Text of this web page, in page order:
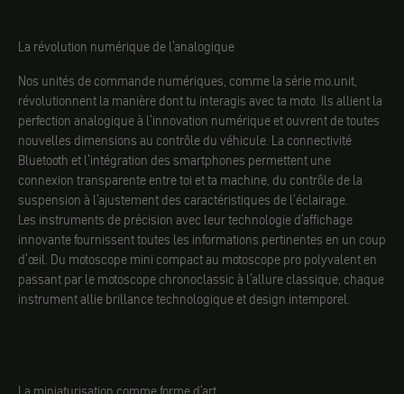
La révolution numérique de l'analogique
Nos unités de commande numériques, comme la série mo.unit,
révolutionnent la manière dont tu interagis avec ta moto. Ils allient la
perfection analogique à l'innovation numérique et ouvrent de toutes
nouvelles dimensions au contrôle du véhicule. La connectivité
Bluetooth et l'intégration des smartphones permettent une
connexion transparente entre toi et ta machine, du contrôle de la
suspension à l'ajustement des caractéristiques de l'éclairage.
Les instruments de précision avec leur technologie d'affichage
innovante fournissent toutes les informations pertinentes en un coup
d'œil. Du motoscope mini compact au motoscope pro polyvalent en
passant par le motoscope chronoclassic à l'allure classique, chaque
instrument allie brillance technologique et design intemporel.